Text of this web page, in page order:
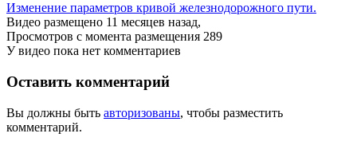
Изменение параметров кривой железнодорожного пути.
Видео размещено 11 месяцев назад,
Просмотров с момента размещения 289
У видео пока нет комментариев
Оставить комментарий
Вы должны быть авторизованы, чтобы разместить
комментарий.